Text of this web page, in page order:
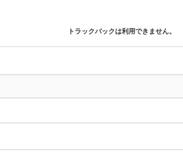
トラックバックは利用できません。